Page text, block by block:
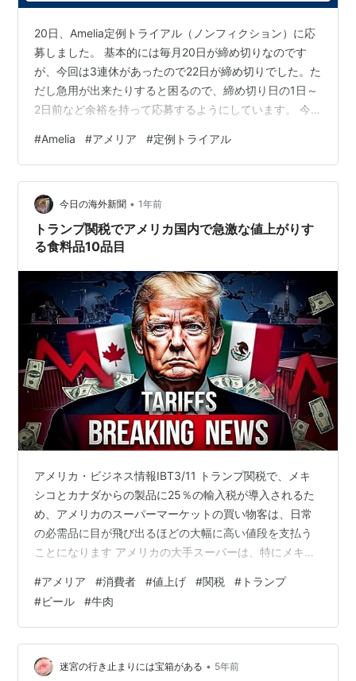
20日、Amelia定例トライアル（ノンフィクション）に応
募しました。 基本的には毎月20日が締め切りなのです
が、今回は3連休があったので22日が締め切りでした。た
だし急用が出来たりすると困るので、締め切り日の1日～
2日前など余裕を持って応募するようにしています。 今
記になっている人名を漢字（日本語）表記にしないとい
けなかったのですが、Google検索をしてもなかなかヒッ
トしなくて苦労しました。最終的に表記は見つかりまし
たが、それが日本のサイトではないものもありました。
プリントアウトした下訳を手書きで直し、パソコンに保
存しておいたWordの原…
#Amelia #アメリア #定例トライアル
今日の海外新聞 • 1年前
トランプ関税でアメリカ国内で急激な値上がりす
る食料品10品目
アメリカ・ビジネス情報IBT3/11 トランプ関税で、メキ
シコとカナダからの製品に25％の輸入税が導入されるた
め、アメリカのスーパーマーケットの買い物客は、日常
の必需品に目が飛び出るほどの大幅に高い値段を支払う
ことになります アメリカの大手スーパーは、特にメキシ
格上昇は避けられないと認めています 関税が導入される
と、メキシコとカナダから輸入される以下の10の主要食
品の価格が急騰すると予想されています。 ・アボカド ・
イチゴ ・ピーマン ・ナッツ ・ビール ・食用油 ・シーフ
ード ・メープルシロップ ・バター ・牛肉
#アメリア #消費者 #値上げ #関税 # トランプ
#ビール #牛肉
迷宮の行き止まりには宝箱がある • 5年前